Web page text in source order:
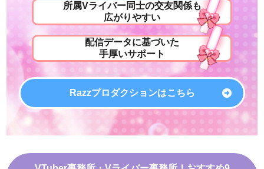
所属Vライバー同士の交友関係も
広がりやすい
配信データに基づいた
手厚いサポート
Razzプロダクションはこちら